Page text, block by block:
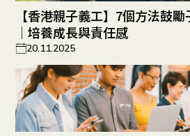
【香港親子義工】7個方法鼓
｜培養成長與責任感
20.11.2025